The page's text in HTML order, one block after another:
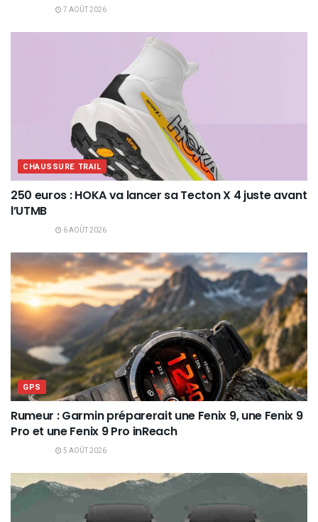
7 AOÛT 2026
CHAUSSURE TRAIL
250 euros : HOKA va lancer sa Tecton X 4 juste avant
l’UTMB
6 AOÛT 2026
GPS
Rumeur : Garmin préparerait une Fenix 9, une Fenix 9
Pro et une Fenix 9 Pro inReach
5 AOÛT 2026